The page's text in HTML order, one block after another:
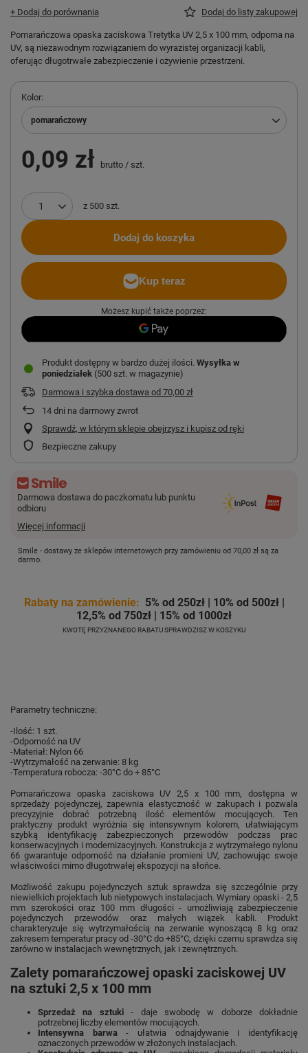
+ Dodaj do porównania Dodaj do listy zakupowej
Pomarańczowa opaska zaciskowa Tretytka UV 2,5 x 100 mm, odporna na
UV, są niezawodnym rozwiązaniem do wyrazistej organizacji kabli,
oferując długotrwałe zabezpieczenie i ożywienie przestrzeni.
Kolor
pomarańczowy
0,09 zł brutto / szt.
z 500 szt.
Dodaj do koszyka
Możesz kupić także poprzez:
Produkt dostępny w bardzo dużej ilości Wysyłka w
poniedziałek (500 szt. w magazynie)
Darmowa i szybka dostawa od 70,00 zł
14 dni na darmowy zwrot
Sprawdź, w którym sklepie obejrzysz i kupisz od ręki
Bezpieczne zakupy
Darmowa dostawa do paczkomatu lub punktu
odbioru
Więcej informacji
Smile - dostawy ze sklepów internetowych przy zamówieniu od 70,00 zł są za
darmo.
Rabaty na zamówienie: 5% od 250zł | 10% od 500zł |
12,5% od 750zł | 15% od 1000zł
KWOTĘ PRZYZNANEGO RABATU SPRAWDZISZ W KOSZYKU
Parametry techniczne:
-Ilość: 1 szt.
-Odporność na UV
-Materiał: Nylon 66
-Wytrzymałość na zerwanie: 8 kg
-Temperatura robocza: -30°C do + 85°C
Pomarańczowa opaska zaciskowa UV 2,5 x 100 mm, dostępna w
sprzedaży pojedynczej, zapewnia elastyczność w zakupach i pozwala
precyzyjnie dobrać potrzebną ilość elementów mocujących. Ten
praktyczny produkt wyróżnia się intensywnym kolorem, ułatwiającym
szybką identyfikację zabezpieczonych przewodów podczas prac
konserwacyjnych i modernizacyjnych. Konstrukcja z wytrzymałego nylonu
66 gwarantuje odporność na działanie promieni UV, zachowując swoje
właściwości mimo długotrwałej ekspozycji na słońce.
Możliwość zakupu pojedynczych sztuk sprawdza się szczególnie przy
niewielkich projektach lub nietypowych instalacjach. Wymiary opaski - 2,5
mm szerokości oraz 100 mm długości - umożliwiają zabezpieczenie
pojedynczych przewodów oraz małych wiązek kabli. Produkt
charakteryzuje się wytrzymałością na zerwanie wynoszącą 8 kg oraz
zakresem temperatur pracy od -30°C do +85°C, dzięki czemu sprawdza się
zarówno w instalacjach wewnętrznych, jak i zewnętrznych.
Zalety pomarańczowej opaski zaciskowej UV
na sztuki 2,5 x 100 mm
Sprzedaż na sztuki- daje swobodę w doborze dokładnie
potrzebnej liczby elementów mocujących.
Intensywna barwa- ułatwia odnajdywanie i identyfikację
oznaczonych przewodów w złożonych instalacjach.